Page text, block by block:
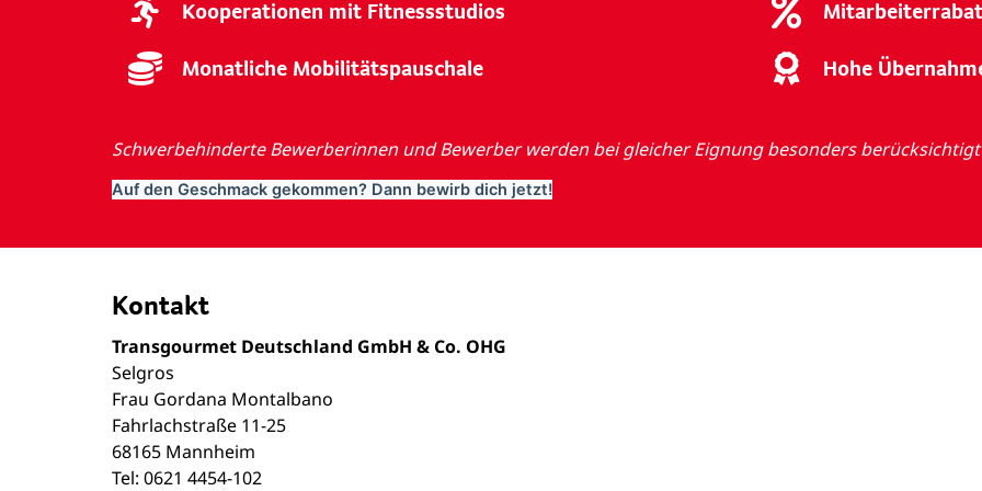
Kooperationen mit Fitnessstudios
Monatliche Mobilitätspauschale Hohe
Schwerbehinderte Bewerberinnen und Bewerber werden bei gleicher Eignung besonders berücksichtigt
Auf den Geschmack gekommen? Dann bewirb dich jetzt!
Kontakt
Transgourmet Deutschland GmbH & Co. OHG
Selgros
Frau Gordana Montalbano
Fahrlachstraße 11-25
68165 Mannheim
Tel: 0621 4454-102